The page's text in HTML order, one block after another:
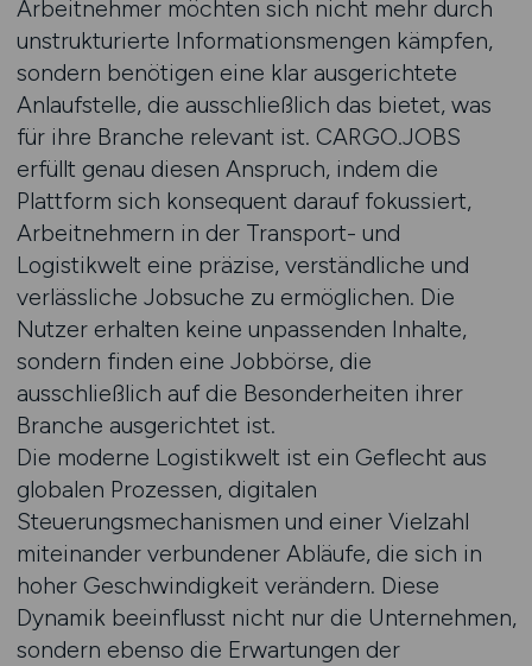
Arbeitnehmer möchten sich nicht mehr durch
unstrukturierte Informationsmengen kämpfen,
sondern benötigen eine klar ausgerichtete
Anlaufstelle, die ausschließlich das bietet, was
für ihre Branche relevant ist. CARGO.JOBS
erfüllt genau diesen Anspruch, indem die
Plattform sich konsequent darauf fokussiert,
Arbeitnehmern in der Transport- und
Logistikwelt eine präzise, verständliche und
verlässliche Jobsuche zu ermöglichen. Die
Nutzer erhalten keine unpassenden Inhalte,
sondern finden eine Jobbörse, die
ausschließlich auf die Besonderheiten ihrer
Branche ausgerichtet ist.
Die moderne Logistikwelt ist ein Geflecht aus
globalen Prozessen, digitalen
Steuerungsmechanismen und einer Vielzahl
miteinander verbundener Abläufe, die sich in
hoher Geschwindigkeit verändern. Diese
Dynamik beeinflusst nicht nur die Unternehmen,
sondern ebenso die Erwartungen der